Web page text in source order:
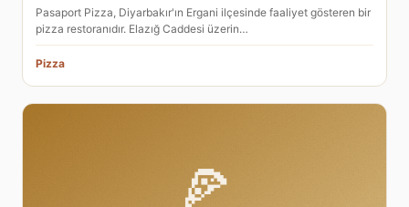
Pasaport Pizza, Diyarbakır'ın Ergani ilçesinde faaliyet gösteren bir
pizza restoranıdır. Elazığ Caddesi üzerin…
Pizza